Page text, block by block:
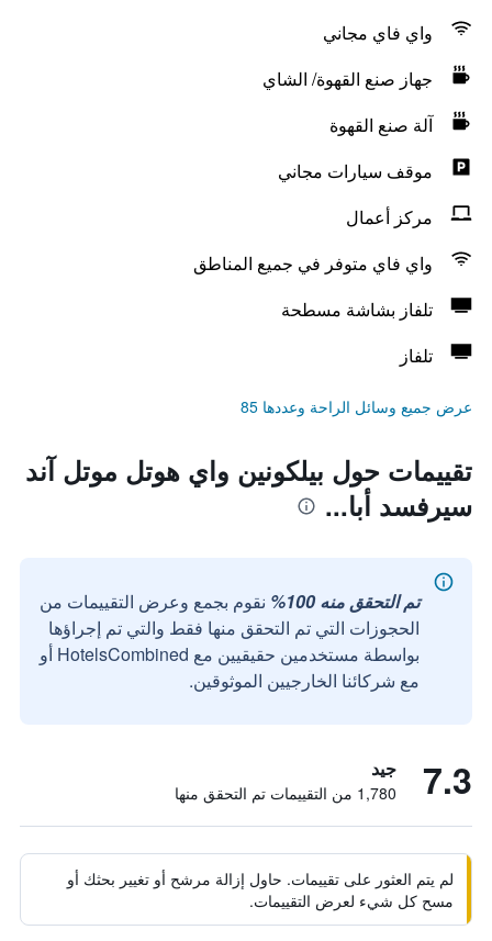
واي فاي مجاني
جهاز صنع القهوة/ الشاي
آلة صنع القهوة
موقف سيارات مجاني
مركز أعمال
واي فاي متوفر في جميع المناطق
تلفاز بشاشة مسطحة
تلفاز
عرض جميع وسائل الراحة وعددها 85
تقييمات حول بيلكونين واي هوتل موتل آند
سيرفسد أبا...
تم التحقق منه 100%
نقوم بجمع وعرض التقييمات من
الحجوزات التي تم التحقق منها فقط والتي تم إجراؤها
بواسطة مستخدمين حقيقيين مع HotelsCombined أو
مع شركائنا الخارجيين الموثوقين.
7.3 جيد
1,780 من التقييمات تم التحقق منها
لم يتم العثور على تقييمات. حاول إزالة مرشح أو تغيير بحثك أو
مسح كل شيء لعرض التقييمات.